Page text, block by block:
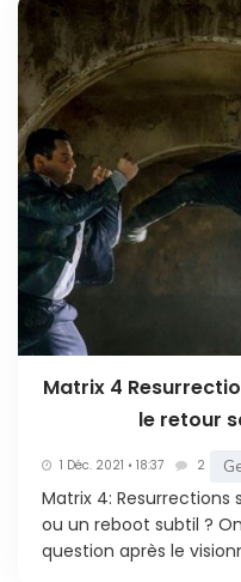
Matrix 4
le retour
1 Déc. 2021 • 18:37 2
Matrix 4:
ou un reboot subtil ?
question après le